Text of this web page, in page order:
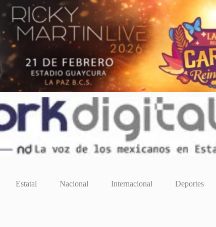
Estatal Nacional Internacional Deportes